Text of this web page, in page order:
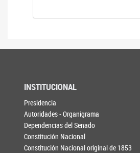
INSTITUCIONAL
Presidencia
Autoridades - Organigrama
Dependencias del Senado
Constitución Nacional
Constitución Nacional original de 1853